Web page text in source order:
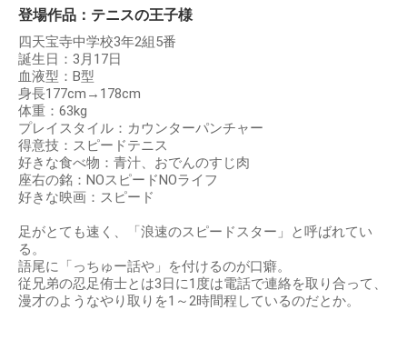
登場作品：テニスの王子様
四天宝寺中学校3年2組5番
誕生日：3月17日
血液型：B型
身長177cm→178cm
体重：63kg
プレイスタイル：カウンターパンチャー
得意技：スピードテニス
好きな食べ物：青汁、おでんのすじ肉
座右の銘：NOスピードNOライフ
好きな映画：スピード
足がとても速く、「浪速のスピードスター」と呼ばれてい
る。
語尾に「っちゅー話や」を付けるのが口癖。
従兄弟の忍足侑士とは3日に1度は電話で連絡を取り合って、
漫才のようなやり取りを1～2時間程しているのだとか。